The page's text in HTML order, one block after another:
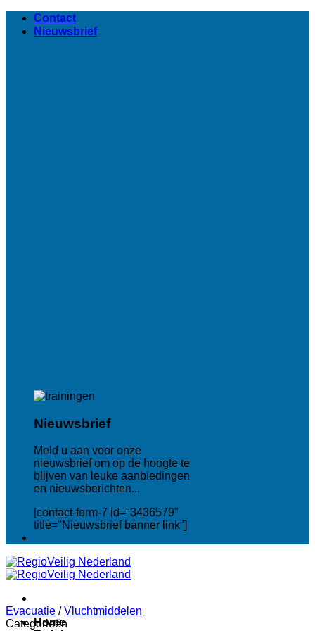
naar
Contact
Nieuwsbrief
Nieuwsbrief
Meld u aan voor onze
nieuwsbrief om op de hoogte te
blijven van leuke aanbiedingen
en nieuwsberichten...
[contact-form-7 id="3436579"
title="Nieuwsbrief banner link"]
Home
Evacuatie / Vluchtmiddelen
Categorieën